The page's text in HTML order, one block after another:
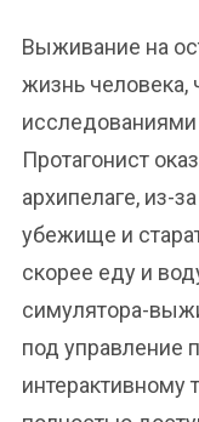
Выживание на
жизнь человека,
исследованиями
Протагонист
архипелаге, из-
убежище и
скорее еду и
симулятора-
под управление
интерактивному